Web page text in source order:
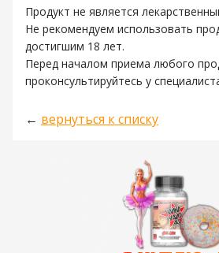
Продукт не является
Не рекомендуем использовать
достигшим 18 лет.
Перед началом приема любого
проконсультируйтесь у
← вернуться к списку